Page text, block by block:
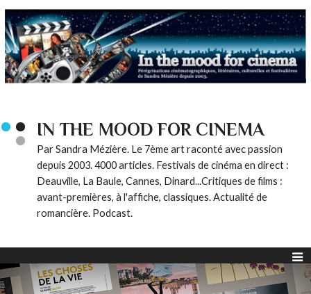
IN THE MOOD FOR CINEMA
Par Sandra Mézière. Le 7ème art raconté avec passion
depuis 2003. 4000 articles. Festivals de cinéma en direct :
Deauville, La Baule, Cannes, Dinard...Critiques de films :
avant-premières, à l'affiche, classiques. Actualité de
romancière. Podcast.